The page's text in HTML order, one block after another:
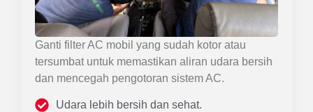
Ganti filter AC mobil yang sudah kotor atau
tersumbat untuk memastikan aliran udara bersih
dan mencegah pengotoran sistem AC.
Udara lebih bersih dan sehat.